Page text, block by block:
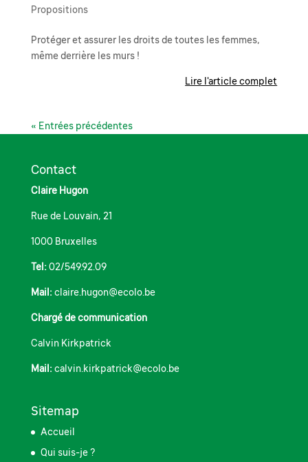
Propositions
Protéger et assurer les droits de toutes les femmes,
même derrière les murs !
Lire l'article complet
« Entrées précédentes
Contact
Claire Hugon
Rue de Louvain, 21
1000 Bruxelles
Tel:02/549.92.09
Mail:claire.hugon@ecolo.be
Chargé de communication
Calvin Kirkpatrick
Mail:calvin.kirkpatrick@ecolo.be
Sitemap
Accueil
Qui suis-je ?